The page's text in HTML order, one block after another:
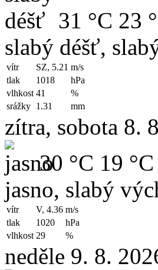
31 °C 23
slabý déšť,
vítr SZ, 5.21 m/s
tlak
1018
hPa
vlhkost 41
%
srážky 1.31 mm
zítra, sobota 8.
30 °C 19 °C
jasno, slabý
vítr V, 4.36 m/s
tlak
1020
hPa
vlhkost 29 %
neděle 9. 8.